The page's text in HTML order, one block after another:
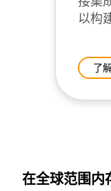
以构
了
在全球范围内